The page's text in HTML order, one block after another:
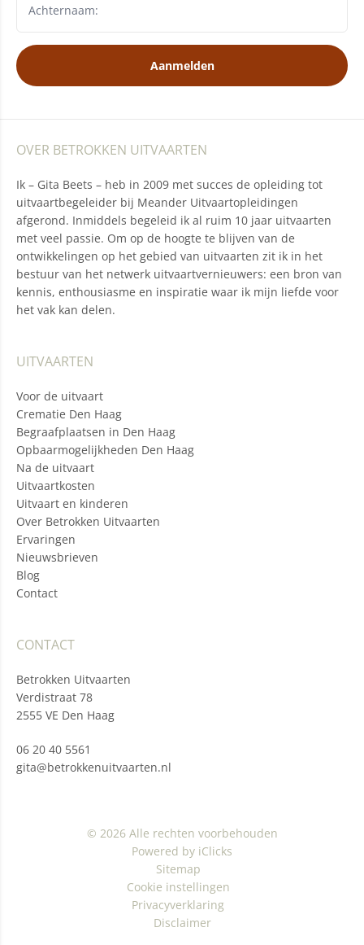
Aanmelden
OVER BETROKKEN UITVAARTEN
Ik – Gita Beets – heb in 2009 met succes de opleiding tot
uitvaartbegeleider bij Meander Uitvaartopleidingen
afgerond. Inmiddels begeleid ik al ruim 10 jaar uitvaarten
met veel passie. Om op de hoogte te blijven van de
ontwikkelingen op het gebied van uitvaarten zit ik in het
bestuur van het netwerk uitvaartvernieuwers: een bron van
kennis, enthousiasme en inspiratie waar ik mijn liefde voor
het vak kan delen.
UITVAARTEN
Voor de uitvaart
Crematie Den Haag
Begraafplaatsen in Den Haag
Opbaarmogelijkheden Den Haag
Na de uitvaart
Uitvaartkosten
Uitvaart en kinderen
Over Betrokken Uitvaarten
Ervaringen
Nieuwsbrieven
Blog
Contact
CONTACT
Betrokken Uitvaarten
Verdistraat 78
2555 VE Den Haag
06 20 40 5561
gita@betrokkenuitvaarten.nl
© 2026 Alle rechten voorbehouden
Powered by iClicks
Sitemap
Cookie instellingen
Privacyverklaring
Disclaimer